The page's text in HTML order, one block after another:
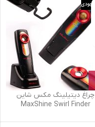
چراغ دیتیلینگ مکس شاین
MaxShine Swirl Finder